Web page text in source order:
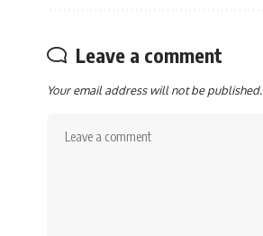
Leave a comment
Your email address will not be published.